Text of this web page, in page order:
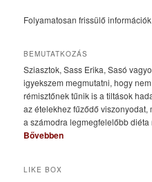
Folyamatosan frissülő
BEMUTATKOZÁS
Sziasztok, Sass Erika, Sasó
igyekszem megmutatni, hogy
rémisztőnek tűnik is a tiltások
az ételekhez fűződő
a számodra legmegfelelőbb diéta
Bővebben
LIKE BOX